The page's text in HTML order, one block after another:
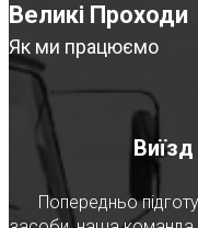
Великі Проходи
Як ми працюємо
Виїзд
Попередньо